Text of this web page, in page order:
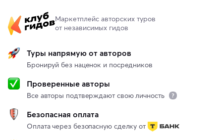
Маркетплейс авторских туров
от независимых гидов
Туры напрямую от авторов
Бронируй без наценок и посредников
Проверенные авторы
Все авторы подтверждают свою личность
Безопасная оплата
Оплата через безопасную сделку от